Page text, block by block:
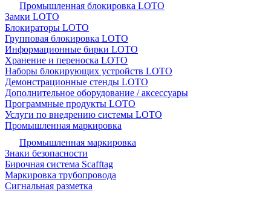
Промышленная блокировка LOTO
Замки LOTO
Блокираторы LOTO
Групповая блокировка LOTO
Информационные бирки LOTO
Хранение и переноска LOTO
Наборы блокирующих устройств LOTO
Демонстрационные стенды LOTO
Дополнительное оборудование / аксессуары
Программные продукты LOTO
Услуги по внедрению системы LOTO
Промышленная маркировка
Промышленная маркировка
Знаки безопасности
Бирочная система Scafftag
Маркировка трубопровода
Сигнальная разметка